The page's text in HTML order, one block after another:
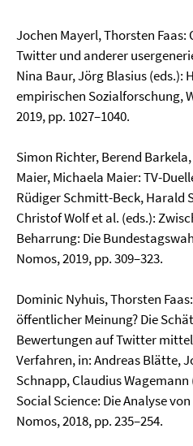
Jochen Mayerl, Thorsten
Twitter und anderer
Nina Baur, Jörg Blasius (eds.):
empirischen Sozialforschung,
2019, pp. 1027–1040.
Simon Richter, Berend
Maier, Michaela Maier: TV-
Rüdiger Schmitt-Beck, Harald
Christof Wolf et al. (eds.):
Beharrung: Die
Nomos, 2019, pp. 309–323.
Dominic Nyhuis, Thorsten
öffentlicher Meinung? Die
Bewertungen auf Twitter
Verfahren, in: Andreas Blätte,
Schnapp, Claudius
Social Science: Die Analyse
Nomos, 2018, pp. 235–254.